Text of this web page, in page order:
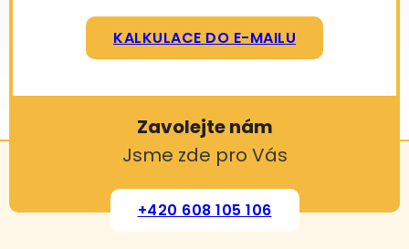
KALKULACE DO E-MAILU
Zavolejte nám
Jsme zde pro Vás
+420 608 105 106